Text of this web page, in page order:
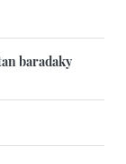
baradaky